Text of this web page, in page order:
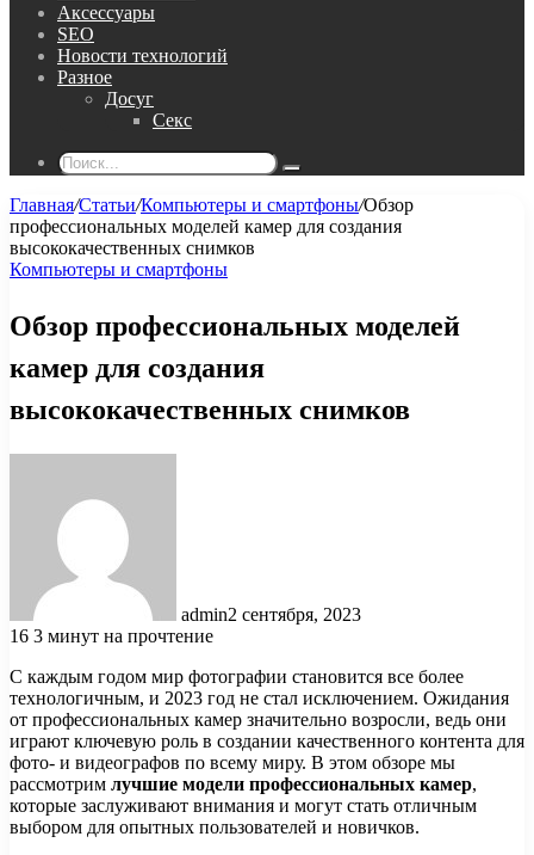
Аксессуары
SEO
Новости технологий
Разное
Досуг
Секс
Поиск...
Главная/Статьи/Компьютеры и смартфоны/Обзор
профессиональных моделей камер для создания
высококачественных снимков
Компьютеры и смартфоны
Обзор профессиональных моделей
камер для создания
высококачественных снимков
admin2 сентября, 2023
16 3 минут на прочтение
С каждым годом мир фотографии становится все более
технологичным, и 2023 год не стал исключением. Ожидания
от профессиональных камер значительно возросли, ведь они
играют ключевую роль в создании качественного контента для
фото- и видеографов по всему миру. В этом обзоре мы
рассмотрим лучшие модели профессиональных камер,
которые заслуживают внимания и могут стать отличным
выбором для опытных пользователей и новичков.